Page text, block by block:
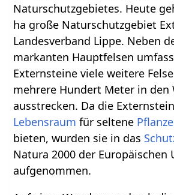
Naturschutzgebietes. Heute
ha große Naturschutzgebiet
Landesverband Lippe. Neben
markanten Hauptfelsen
Externsteine viele weitere
mehrere Hundert Meter in den
ausstrecken. Da die
Lebensraum für seltene
bieten, wurden sie in das
Natura 2000 der Europäischen
aufgenommen.